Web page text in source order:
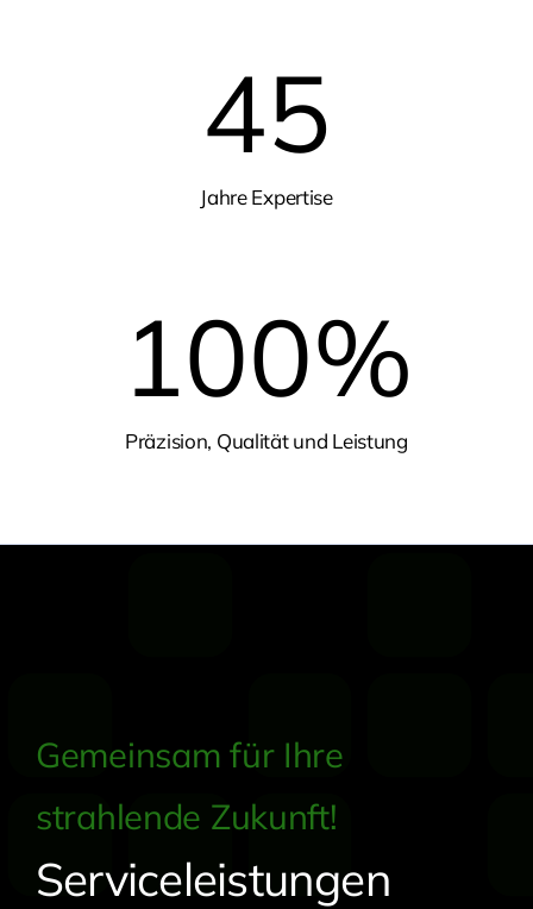
45
Jahre Expertise
100%
Präzision, Qualität und Leistung
Gemeinsam für Ihre
strahlende Zukunft!
Serviceleistungen